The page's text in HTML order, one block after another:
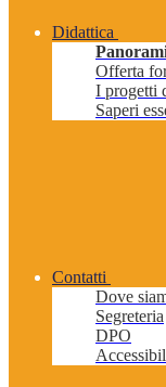
Didattica
Offerta
I progetti
Saperi
Contatti
Dove
Segreteria
DPO